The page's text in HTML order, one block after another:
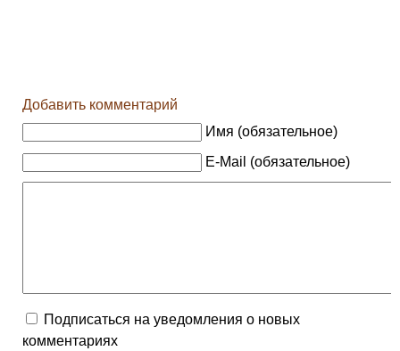
Добавить комментарий
Имя (обязательное)
E-Mail (обязательное)
Подписаться на уведомления о новых
комментариях